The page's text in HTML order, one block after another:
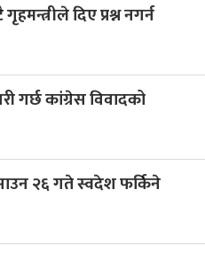
दिए प्रश्न नगर्न
गर्छ कांग्रेस विवादको
२६ गते स्वदेश फर्किने